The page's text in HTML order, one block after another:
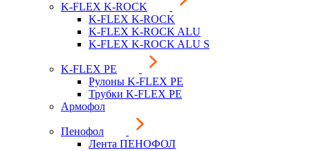
K-FLEX K-ROCK
K-FLEX K-ROCK
K-FLEX K-ROCK ALU
K-FLEX K-ROCK ALU S
K-FLEX PE
Рулоны K-FLEX PE
Трубки K-FLEX PE
Армофол
Пенофол
Лента ПЕНОФОЛ